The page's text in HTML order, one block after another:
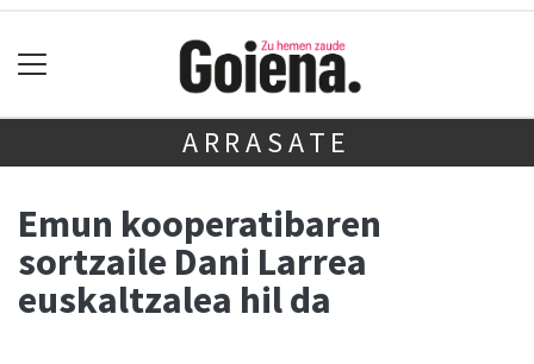
ARRASATE
Emun kooperatibaren
sortzaile Dani Larrea
euskaltzalea hil da